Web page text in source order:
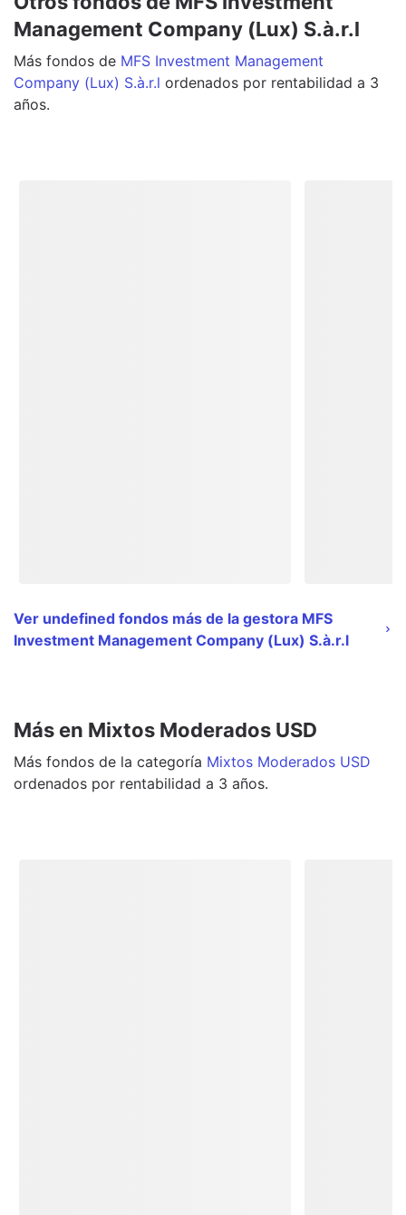
Management Company (Lux) S.à.r.l
Más fondos de MFS Investment Management
Company (Lux) S.à.r.l ordenados por rentabilidad a 3
años.
Ver undefined fondos más de la gestora MFS
Investment Management Company (Lux) S.à.r.l
Más en Mixtos Moderados USD
Más fondos de la categoría Mixtos Moderados USD
ordenados por rentabilidad a 3 años.